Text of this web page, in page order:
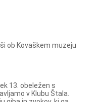
ob Kovaškem muzeju
13. obeležen s
v Klubu Štala.